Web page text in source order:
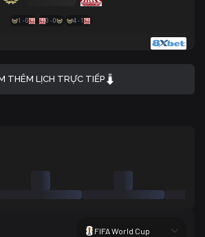
1 - 0 0 - 0 4 - 1
THÊM LỊCH TRỰC TIẾP
FIFA World Cup